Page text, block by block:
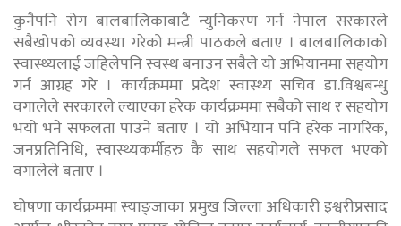
कुनैपनि रोग बालबालिकाबाटै न्युनिकरण गर्न नेपाल सरकारले
सबैखोपको व्यवस्था गरेको मन्त्री पाठकले बताए । बालबालिकाको
स्वास्थ्यलाई जहिलेपनि स्वस्थ बनाउन सबैले यो अभियानमा सहयोग
गर्न आग्रह गरे । कार्यक्रममा प्रदेश स्वास्थ्य सचिव डा.विश्वबन्धु
वगालेले सरकारले ल्याएका हरेक कार्यक्रममा सबैको साथ र सहयोग
भयो भने सफलता पाउने बताए । यो अभियान पनि हरेक नागरिक,
जनप्रतिनिधि, स्वास्थ्यकर्मीहरु कै साथ सहयोगले सफल भएको
वगालेले बताए ।
घोषणा कार्यक्रममा स्याङ्जाका प्रमुख जिल्ला अधिकारी इश्वरीप्रसाद